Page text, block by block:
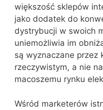
większość sklepów
jako dodatek do
dystrybucji w swoich
uniemożliwia im
są wyznaczane przez
rzeczywistym, a nie
macoszemu rynku
Wśród marketerów